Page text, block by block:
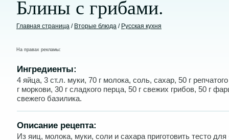
Блины с грибами.
Главная страница / Вторые блюда / Русская кухня
На правах рекламы:
Ингредиенты:
4 яйца, 3 ст.л. муки, 70 г молока, соль, сахар, 50 г
г моркови, 30 г сладкого перца, 50 г свежих грибов, 50 г
свежего базилика.
Описание рецепта:
Из яиц, молока, муки, соли и сахара приготовить тесто для